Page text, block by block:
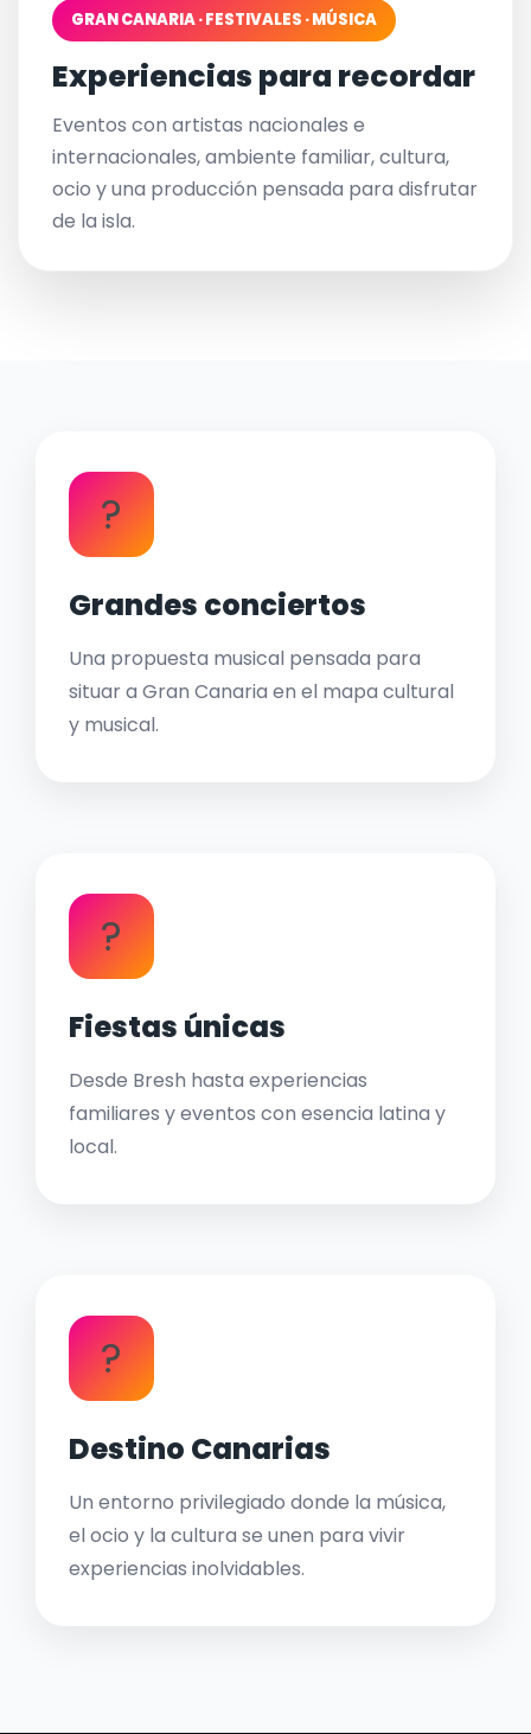
GRAN CANARIA · FESTIVALES · MÚSICA
Experiencias para recordar
Eventos con artistas nacionales e
internacionales, ambiente familiar, cultura,
ocio y una producción pensada para disfrutar
de la isla.
?
Grandes conciertos
Una propuesta musical pensada para
situar a Gran Canaria en el mapa cultural
y musical.
?
Fiestas únicas
Desde Bresh hasta experiencias
familiares y eventos con esencia latina y
local.
?
Destino Canarias
Un entorno privilegiado donde la música,
el ocio y la cultura se unen para vivir
experiencias inolvidables.